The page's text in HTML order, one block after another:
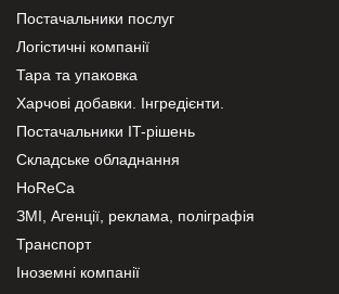
Постачальники послуг
Логістичні компанії
Тара та упаковка
Харчові добавки. Інгредієнти.
Постачальники IT-рішень
Складське обладнання
HoReCa
ЗМІ, Агенції, реклама, поліграфія
Транспорт
Іноземні компанії